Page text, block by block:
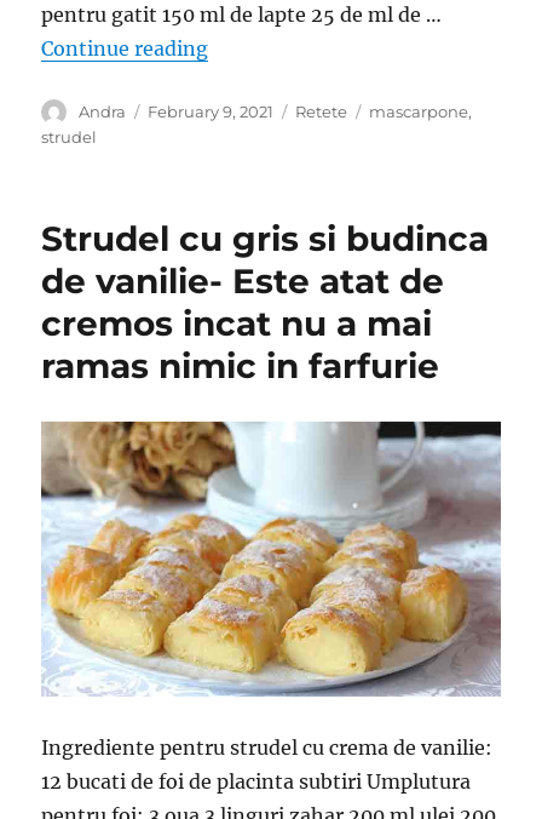
pentru gatit 150 ml de lapte 25 de ml de …
Continue reading“Mini-strudele cu mascarpone si
Author
Andra
Posted
February 9, 2021 Categories
Retete Tags
mascarpone,
strudel
Strudel cu gris si budinca
de vanilie- Este atat de
cremos incat nu a mai
ramas nimic in farfurie
Ingrediente pentru strudel cu crema de vanilie:
12 bucati de foi de placinta subtiri Umplutura